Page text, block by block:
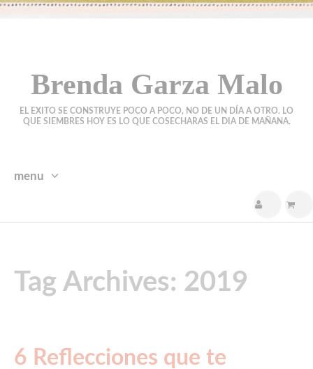
Brenda Garza Malo
EL EXITO SE CONSTRUYE POCO A POCO, NO DE UN DÍA A OTRO. LO
QUE SIEMBRES HOY ES LO QUE COSECHARAS EL DIA DE MAÑANA.
menu
Tag Archives: 2019
6 Reflecciones que te